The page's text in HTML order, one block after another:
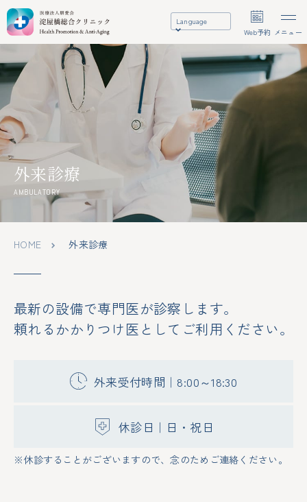
Language
Web予約 メニュー
外来診療
AMBULATORY
HOME 外来診療
最新の設備で専門医が診察します。
頼れるかかりつけ医としてご利用ください。
外来受付時間｜8:00～18:30
休診日｜日・祝日
※休診することがございますので、念のためご連絡ください。